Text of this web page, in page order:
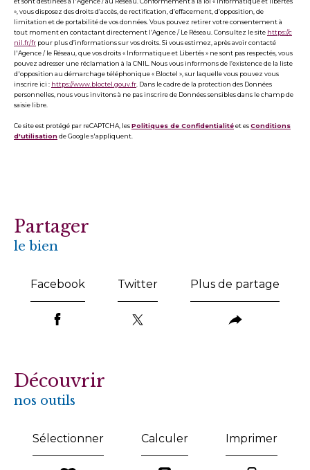
», vous disposez des droits d’accès, de rectification, d’effacement, d’opposition, de
limitation et de portabilité de vos données. Vous pouvez retirer votre consentement à
tout moment en contactant directement l’Agence / Le Réseau. Consultez le site https://c
nil.fr/fr pour plus d’informations sur vos droits. Si vous estimez, après avoir contacté
l'Agence / le Réseau, que vos droits « Informatique et Libertés » ne sont pas respectés, vous
pouvez adresser une réclamation à la CNIL. Nous vous informons de l’existence de la liste
d'opposition au démarchage téléphonique « Bloctel », sur laquelle vous pouvez vous
inscrire ici : https://www.bloctel.gouv.fr . Dans le cadre de la protection des Données
personnelles, nous vous invitons à ne pas inscrire de Données sensibles dans le champ de
saisie libre.
Ce site est protégé par reCAPTCHA, lesPolitiques de Confidentialitéet esConditions
d'utilisationde Google s'appliquent.
partager
le bien
Facebook Twitter Plus de partage
découvrir
nos outils
Sélectionner Calculer Imprimer